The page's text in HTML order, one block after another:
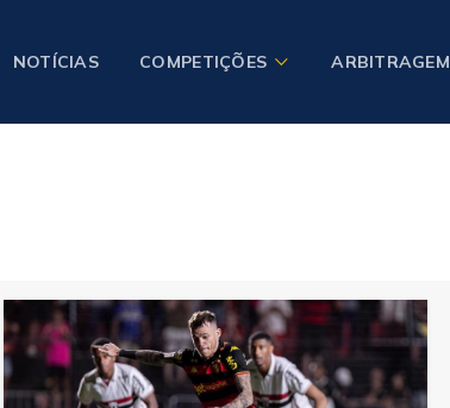
NOTÍCIAS COMPETIÇÕES ARBITRAGEM